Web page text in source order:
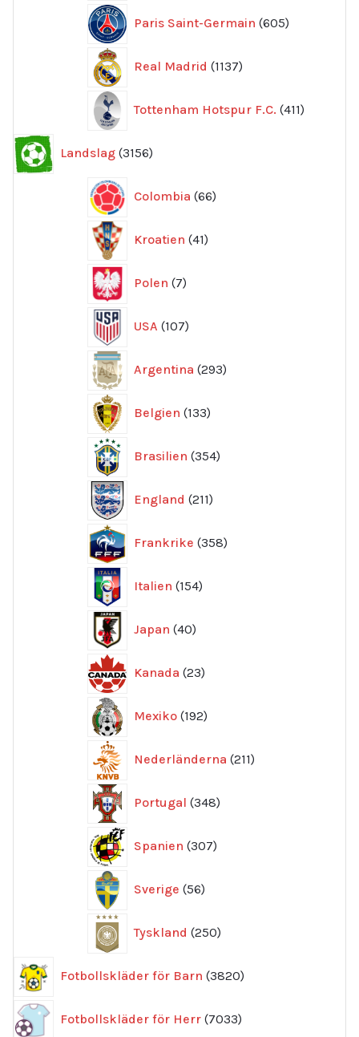
Paris Saint-Germain 605
produkter
Real Madrid 1137
produkter
Tottenham Hotspur F.C. 411
produkter
Landslag 3156
produkter
Colombia 66
produkter
Kroatien 41
produkter
Polen 7
produkter
USA 107
produkter
Argentina 293
produkter
Belgien 133
produkter
Brasilien 354
produkter
England 211
produkter
Frankrike 358
produkter
Italien 154
produkter
Japan 40
produkter
Kanada 23
produkter
Mexiko 192
produkter
Nederländerna 211
produkter
Portugal 348
produkter
Spanien 307
produkter
Sverige 56
produkter
Tyskland 250
produkter
Fotbollskläder för Barn 3820
produkter
Fotbollskläder för Herr 7033
produkter